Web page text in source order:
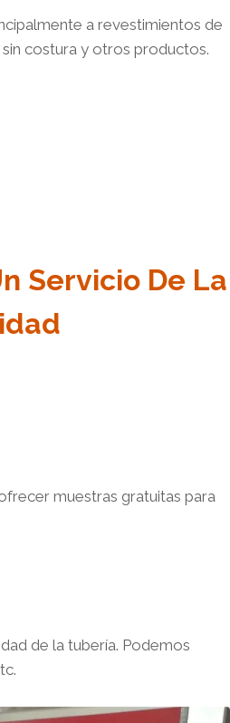
a revestimientos de
costura y otros productos.
Servicio De La
muestras gratuitas para
de la tubería. Podemos